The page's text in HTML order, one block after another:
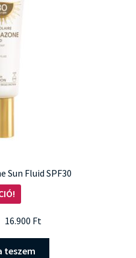
Sun Fluid SPF30
Original
16.900 Ft
teszem